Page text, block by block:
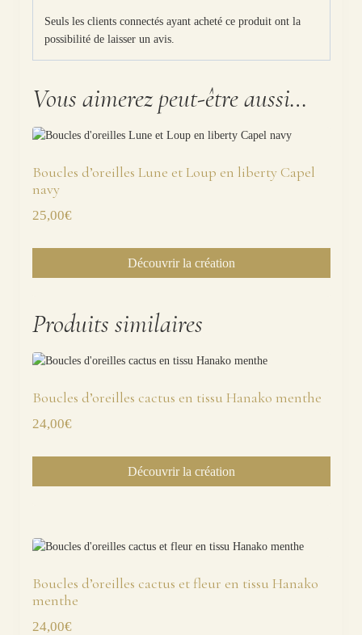
Seuls les clients connectés ayant acheté ce produit ont la
possibilité de laisser un avis.
Vous aimerez peut-être aussi…
Boucles d’oreilles Lune et Loup en liberty Capel
navy
25,00€
Découvrir la création
Produits similaires
Boucles d’oreilles cactus en tissu Hanako menthe
24,00€
Découvrir la création
Boucles d’oreilles cactus et fleur en tissu Hanako
menthe
24,00€